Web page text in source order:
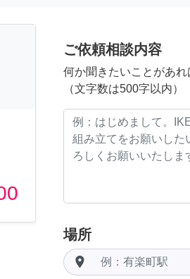
ご依頼相談内容
何か聞きたいことがあ
（文字数は500字以内）
場所
room